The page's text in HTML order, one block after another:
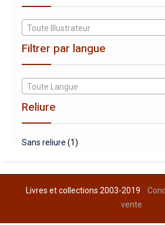
Toute Illustrateur
Filtrer par langue
Toute Langue
Reliure
Sans reliure (1)
Livres et collections 2003-2019
vente